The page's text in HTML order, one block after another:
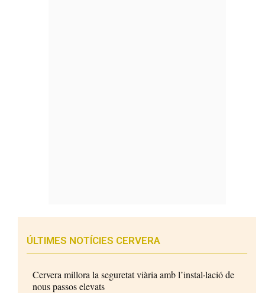
ÚLTIMES NOTÍCIES CERVERA
Cervera millora la seguretat viària amb l’instal·lació de
nous passos elevats